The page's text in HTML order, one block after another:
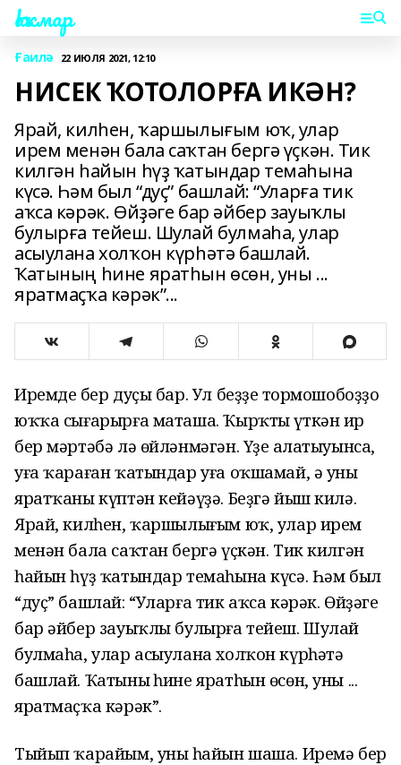
Һаҡмар
Ғаилә 22 ИЮЛЯ 2021, 12:10
НИСЕК ҠОТОЛОРҒА ИКӘН?
Ярай, килһен, ҡаршылығым юҡ, улар
ирем менән бала саҡтан бергә үҫкән. Тик
килгән һайын һүҙ ҡатындар темаһына
күсә. Һәм был “дуҫ” башлай: “Уларға тик
аҡса кәрәк. Өйҙәге бар әйбер зауыҡлы
булырға тейеш. Шулай булмаһа, улар
асыулана холҡон күрһәтә башлай.
Ҡатының һине яратһын өсөн, уны ...
яратмаҫҡа кәрәк”...
Иремдең бер дуҫы бар. Ул беҙҙең тормошобоҙҙо
юҡҡа сығарырға маташа. Ҡырҡты үткән ир
бер мәртәбә лә өйләнмәгән. Үҙе аңлатыуынса,
уға ҡараған ҡатындар уға оҡшамай, ә уның
яратҡаны күптән кейәүҙә. Беҙгә йыш килә.
Ярай, килһен, ҡаршылығым юҡ, улар ирем
менән бала саҡтан бергә үҫкән. Тик килгән
һайын һүҙ ҡатындар темаһына күсә. Һәм был
“дуҫ” башлай: “Уларға тик аҡса кәрәк. Өйҙәге
бар әйбер зауыҡлы булырға тейеш. Шулай
булмаһа, улар асыулана холҡон күрһәтә
башлай. Ҡатының һине яратһын өсөн, уны ...
яратмаҫҡа кәрәк”.
Тыйып ҡарайым, уның һайын шаша. Иремә бер